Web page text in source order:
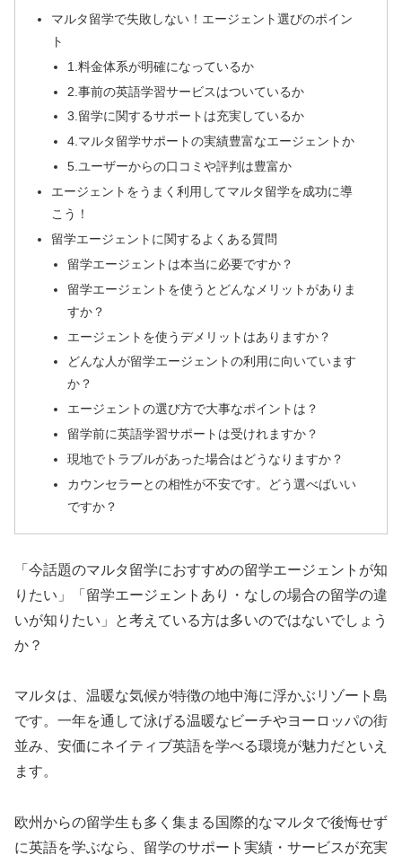
マルタ留学で失敗しない！エージェント選びのポイン
ト
1.料金体系が明確になっているか
2.事前の英語学習サービスはついているか
3.留学に関するサポートは充実しているか
4.マルタ留学サポートの実績豊富なエージェントか
5.ユーザーからの口コミや評判は豊富か
エージェントをうまく利用してマルタ留学を成功に導
こう！
留学エージェントに関するよくある質問
留学エージェントは本当に必要ですか？
留学エージェントを使うとどんなメリットがありま
すか？
エージェントを使うデメリットはありますか？
どんな人が留学エージェントの利用に向いています
か？
エージェントの選び方で大事なポイントは？
留学前に英語学習サポートは受けれますか？
現地でトラブルがあった場合はどうなりますか？
カウンセラーとの相性が不安です。どう選べばいい
ですか？
「今話題のマルタ留学におすすめの留学エージェントが知
りたい」「留学エージェントあり・なしの場合の留学の違
いが知りたい」と考えている方は多いのではないでしょう
か？
マルタは、温暖な気候が特徴の地中海に浮かぶリゾート島
です。一年を通して泳げる温暖なビーチやヨーロッパの街
並み、安価にネイティブ英語を学べる環境が魅力だといえ
ます。
欧州からの留学生も多く集まる国際的なマルタで後悔せず
に英語を学ぶなら、留学のサポート実績・サービスが充実